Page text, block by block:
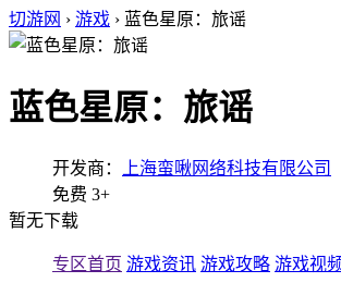
切游网 › 游戏 › 蓝色星原：旅谣
蓝色星原：旅谣
开发商：
上海蛮啾网络科技有限公司
免费 3+
暂无下载
专区首页 游戏资讯 游戏攻略 游戏视